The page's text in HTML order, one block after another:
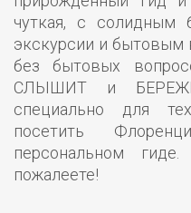
чуткая, с солидным
экскурсии и бытовым
без бытовых
СЛЫШИТ и
специально для
посетить
персональном
пожалеете!